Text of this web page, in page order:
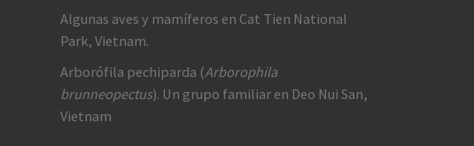
Algunas aves y mamíferos en Cat Tien National
Park, Vietnam.
Arborófila pechiparda (Arborophila
brunneopectus). Un grupo familiar en Deo Nui San,
Vietnam